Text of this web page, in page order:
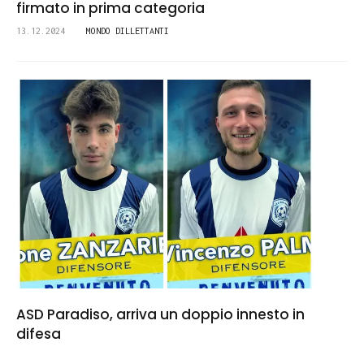
firmato in prima categoria
13.12.2024 MONDO DILLETTANTI
ASD Paradiso, arriva un doppio innesto in
difesa